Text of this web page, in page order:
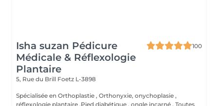
Isha suzan Pédicure
Médicale & Réflexologie
Plantaire
100
5, Rue du Brill Foetz L-3898
Spécialisée en Orthoplastie , Orthonyxie, onychoplasie ,
réflexologie plantaire ,Pied diabétique , ongle incarné , Toutes